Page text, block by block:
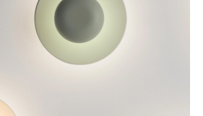
最新消息